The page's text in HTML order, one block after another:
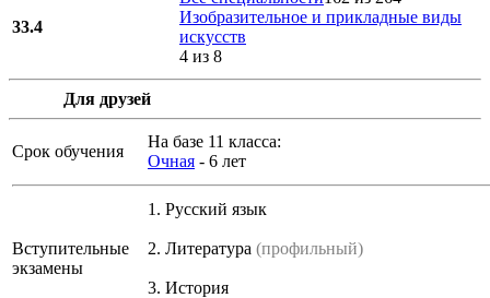
33.4
Изобразительное и прикладные виды
искусств
4 из 8
Для друзей
Срок обучения
На базе 11 класса:
Очная - 6 лет
Вступительные
экзамены
1. Русский язык
2. Литература (профильный)
3. История